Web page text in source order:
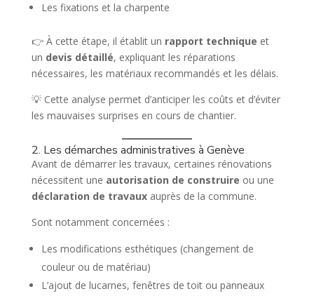
Les fixations et la charpente
👉 À cette étape, il établit un rapport technique et
un devis détaillé, expliquant les réparations
nécessaires, les matériaux recommandés et les délais.
💡 Cette analyse permet d’anticiper les coûts et d’éviter
les mauvaises surprises en cours de chantier.
2. Les démarches administratives à Genève
Avant de démarrer les travaux, certaines rénovations
nécessitent une autorisation de construire ou une
déclaration de travauxauprès de la commune.
Sont notamment concernées :
Les modifications esthétiques (changement de
couleur ou de matériau)
L’ajout de lucarnes, fenêtres de toit ou panneaux